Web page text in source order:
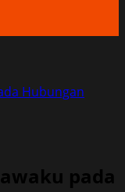
Hubungan
pada